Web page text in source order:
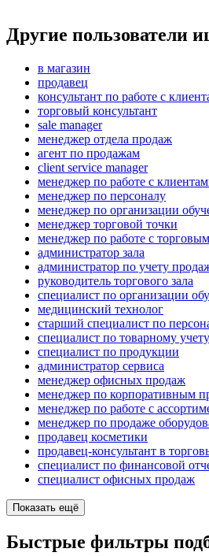
Другие пользователи
в магазин
продавец
консультант по работе с
торговый консультант
sale manager
менеджер отдела продаж
агент по продажам
client service manager
менеджер по работе с
менеджер по персоналу
менеджер по организации
менеджер торговой точки
менеджер по работе с
администратор зала
администратор по учету
руководитель торгового зала
специалист по организации
медицинский технолог
старший специалист по
специалист по товарному учету
специалист по продукции
администратор сервиса
менеджер офисных продаж
менеджер по корпоративным
менеджер по работе с
менеджер по продаже
продавец косметики
продавец-консультант в
специалист по финансовой
специалист офисных продаж
Показать ещё
Быстрые фильтры